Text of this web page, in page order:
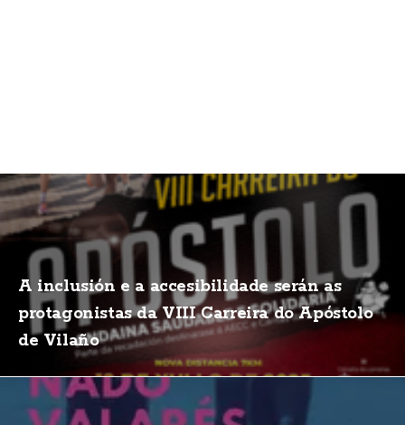
A inclusión e a accesibilidade serán as
protagonistas da VIII Carreira do Apóstolo
de Vilaño